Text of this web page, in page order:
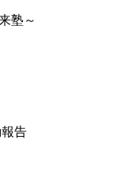
塾～